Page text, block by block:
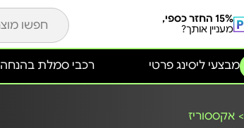
15% החזר כספי,
מעניין אותך?
מבצעי ליסינג פרטי רכבי סמלת בהנחה
> אקססוריז